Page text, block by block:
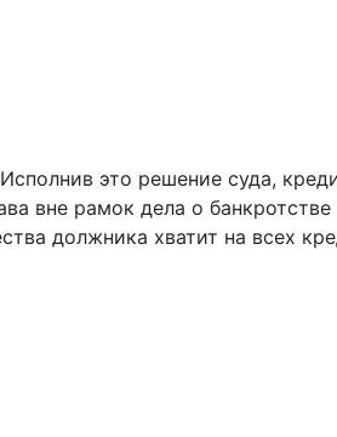
это решение суда,
вне рамок дела о
должника хватит на всех